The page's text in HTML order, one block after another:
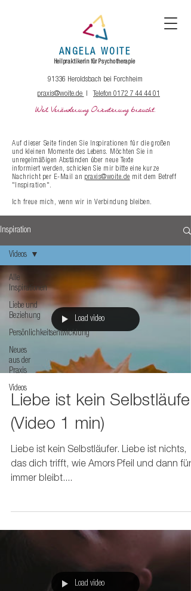
ANGELA WOITE
Heilpraktikerin für Psychotherapie
91336 Heroldsbach bei Forchheim
Weil Veränderung Orientierung braucht.
praxis@woite.de | Telefon 0172 7 44 44 01
Auf dieser Seite finden Sie Inspirationen für die großen
und kleinen Momente des Lebens. Möchten Sie in
unregelmäßigen Abständen über neue Texte
informiert werden, schickenSie mir bitte eine kurze
Nachricht per E-Mail an praxis@woite.de mit dem Betreff
"Inspiration".
Ich freue mich, wenn wir in Verbindung bleiben.
Inspiration
Alle
Inspirationen
Liebe und
Beziehung
Persönlichkeitsentwicklung
Neues
aus der
Praxis
Videos
Videos
Load video
Liebe ist kein Selbstläufer
(Video 1 min)
Liebe ist kein Selbstläufer. Liebe ist nichts,
das dich trifft, wie Amors Pfeil und dann für
immer bleibt....
Load video